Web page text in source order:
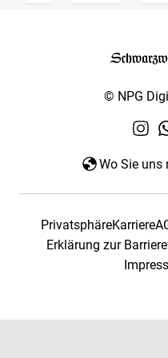
© NPG
Wo Sie uns
PrivatsphäreKarriere
Erklärung zur